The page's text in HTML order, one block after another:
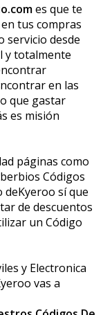
es que te
tus compras
servicio desde
y totalmente
en las
que gastar
es misión
páginas como
Códigos
deKyeroo sí que
de descuentos
un Código
y Electronica
vas a